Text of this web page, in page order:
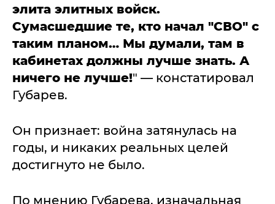
элита элитных войск.
Сумасшедшие те, кто начал "СВО" с
таким планом… Мы думали, там в
кабинетах должны лучше знать. А
ничего не лучше!" — констатировал
Губарев.
Он признает: война затянулась на
годы, и никаких реальных целей
достигнуто не было.
По мнению Губарева, изначальная